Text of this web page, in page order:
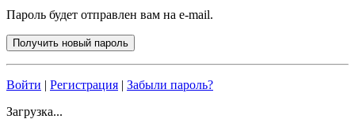
Пароль будет отправлен вам на e-mail.
Войти | Регистрация | Забыли пароль?
Загрузка...